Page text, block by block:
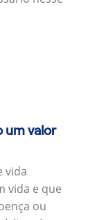
um valor
vida
vida e que
ou